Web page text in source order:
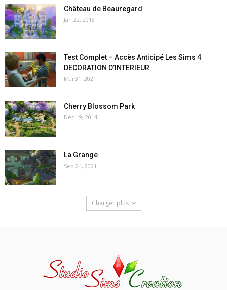
Château de Beauregard
Jan 22, 2018
Test Complet – Accès Anticipé Les Sims 4
DECORATION D’INTERIEUR
Mai 31, 2021
Cherry Blossom Park
Déc 19, 2014
La Grange
Sep 24, 2021
Charger plus